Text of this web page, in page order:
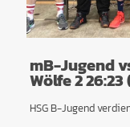
mB-Jugend
Wölfe 2 26:23
HSG B-Jugend